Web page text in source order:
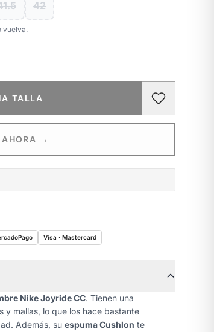
42
vuelva.
TALLA
AHORA →
Visa · Mastercard
Nike Joyride CC. Tienen una
y mallas, lo que los hace bastante
Además, su espuma Cushlon te